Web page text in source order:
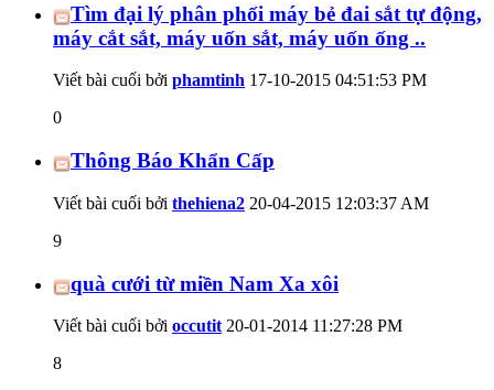
Tìm đại lý phân phối máy bẻ đai sắt tự động,
máy cắt sắt, máy uốn sắt, máy uốn ống ..
Viết bài cuối bởi phamtinh 17-10-2015 04:51:53 PM
0
Thông Báo Khẩn Cấp
Viết bài cuối bởi thehiena2 20-04-2015 12:03:37 AM
9
quà cưới từ miền Nam Xa xôi
Viết bài cuối bởi occutit 20-01-2014 11:27:28 PM
8